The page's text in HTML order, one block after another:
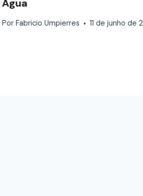
Água
Por Fabricio Umpierres 11 de junho de